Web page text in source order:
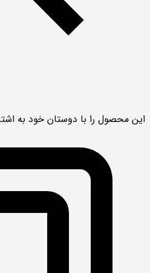
این محصول را با دوستان خود به